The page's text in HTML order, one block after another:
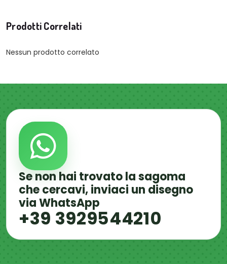
Prodotti Correlati
Nessun prodotto correlato
Se non hai trovato la sagoma
che cercavi, inviaci un disegno
via WhatsApp
+39 3929544210